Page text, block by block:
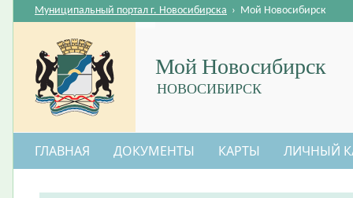
Мой Новосибирск
НОВОСИБИРСК
Муниципальный портал г. Новосибирска › Мой Новосибирск
ГЛАВНАЯ ДОКУМЕНТЫ КАРТЫ ЛИЧНЫЙ